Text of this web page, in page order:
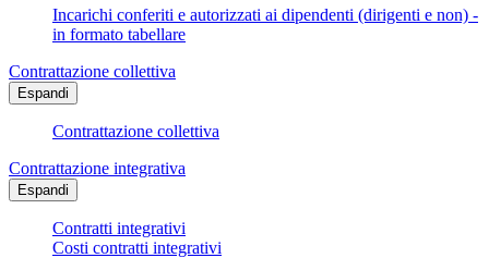
Incarichi conferiti e autorizzati ai dipendenti (dirigenti e non) -
in formato tabellare
Contrattazione collettiva
Espandi
Contrattazione collettiva
Contrattazione integrativa
Espandi
Contratti integrativi
Costi contratti integrativi